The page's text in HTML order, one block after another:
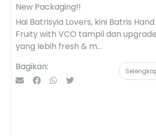
New Packaging!!
Hai Batrisyia Lovers, kini Batris
Fruity with VCO tampil dan
yang lebih fresh & m...
Bagikan: